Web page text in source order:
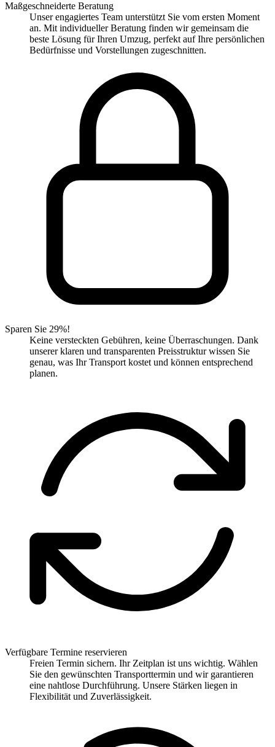
Maßgeschneiderte Beratung
Unser engagiertes Team unterstützt Sie vom ersten Moment
an. Mit individueller Beratung finden wir gemeinsam die
beste Lösung für Ihren Umzug, perfekt auf Ihre persönlichen
Bedürfnisse und Vorstellungen zugeschnitten.
Sparen Sie 29%!
Keine versteckten Gebühren, keine Überraschungen. Dank
unserer klaren und transparenten Preisstruktur wissen Sie
genau, was Ihr Transport kostet und können entsprechend
planen.
Verfügbare Termine reservieren
Freien Termin sichern. Ihr Zeitplan ist uns wichtig. Wählen
Sie den gewünschten Transporttermin und wir garantieren
eine nahtlose Durchführung. Unsere Stärken liegen in
Flexibilität und Zuverlässigkeit.